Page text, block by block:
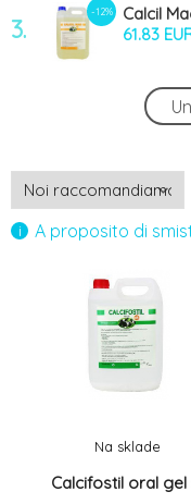
3.
-12%
Calcil
61.83
Calcil
8.89 EUR
5.
59.08 EUR
A proposito di
Calcifostil oral gel
Na sklade